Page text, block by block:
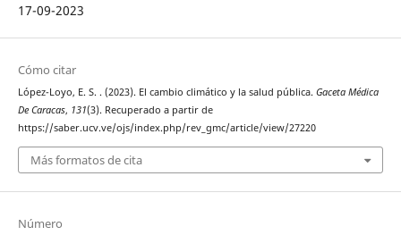
17-09-2023
Cómo citar
López-Loyo, E. S. . (2023). El cambio climático y la salud pública. Gaceta Médica
De Caracas, 131(3). Recuperado a partir de
https://saber.ucv.ve/ojs/index.php/rev_gmc/article/view/27220
Más formatos de cita
Número